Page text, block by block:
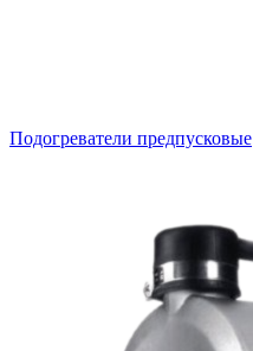
Подогреватели предпусковые